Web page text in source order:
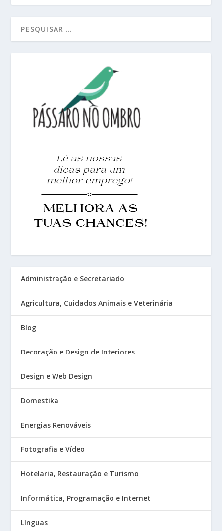
Administração e Secretariado
Agricultura, Cuidados Animais e Veterinária
Blog
Decoração e Design de Interiores
Design e Web Design
Domestika
Energias Renováveis
Fotografia e Vídeo
Hotelaria, Restauração e Turismo
Informática, Programação e Internet
Línguas